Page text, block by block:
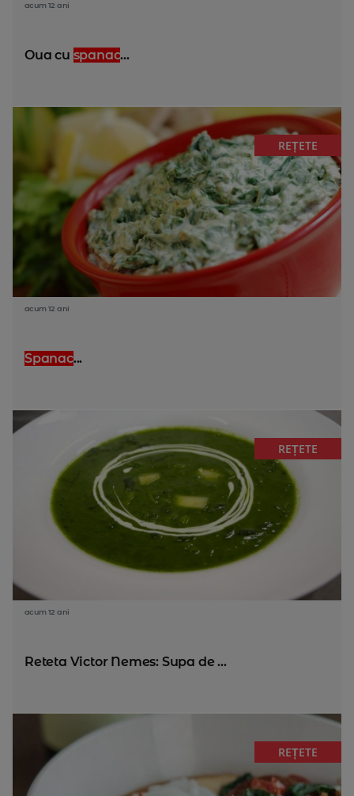
acum 12 ani
Oua cu spanac...
REȚETE
acum 12 ani
Spanac...
REȚETE
acum 12 ani
Reteta Victor Nemes: Supa de ...
REȚETE